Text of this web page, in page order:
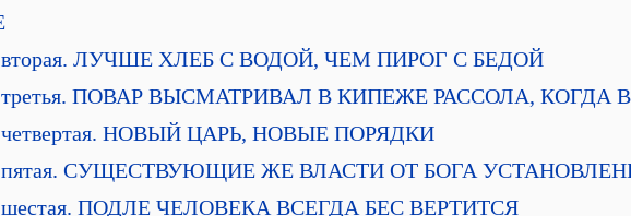
вторая. ЛУЧШЕ ХЛЕБ С ВОДОЙ, ЧЕМ ПИРОГ С БЕДОЙ
третья. ПОВАР ВЫСМАТРИВАЛ В КИПЕЖЕ РАССОЛА, КОГДА
четвертая. НОВЫЙ ЦАРЬ, НОВЫЕ ПОРЯДКИ
пятая. СУЩЕСТВУЮЩИЕ ЖЕ ВЛАСТИ ОТ БОГА
шестая. ПОДЛЕ ЧЕЛОВЕКА ВСЕГДА БЕС ВЕРТИТСЯ